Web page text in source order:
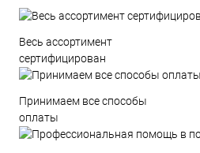
Весь ассортимент
сертифицирован
Принимаем все способы
оплаты